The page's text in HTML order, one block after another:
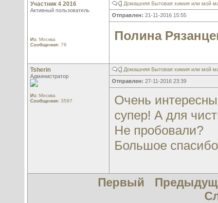
Участник 4 2016
Активный пользователь
Из: Москва
Сообщения: 76
Домашняя Бытовая химия или мой
Отправлен: 21-11-2016 15:55
Полина
Tsherin
Администратор
Из: Москва
Сообщения: 3597
Домашняя Бытовая химия или мой
Отправлен: 27-11-2016 23:39
Очень
супер! А для
Не пробовали?
Большое
Первый